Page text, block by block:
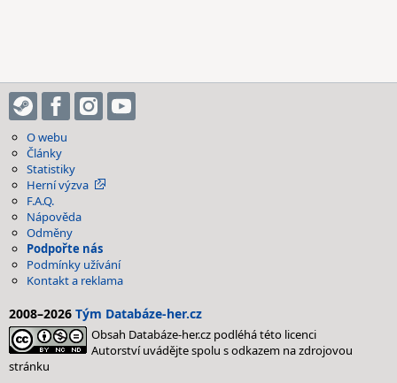
O webu
Články
Statistiky
Herní výzva
F.A.Q.
Nápověda
Odměny
Podpořte nás
Podmínky užívání
Kontakt a reklama
2008–2026 Tým Databáze-her.cz
Obsah Databáze-her.cz podléhá této licenci
Autorství uvádějte spolu s odkazem na zdrojovou
stránku